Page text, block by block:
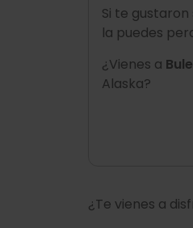
Si te gustaron
la puedes
¿Vienes a
Alaska?
¿Te vienes a